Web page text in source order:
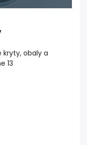
kryty, obaly a
13